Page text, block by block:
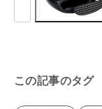
この記事のタグ